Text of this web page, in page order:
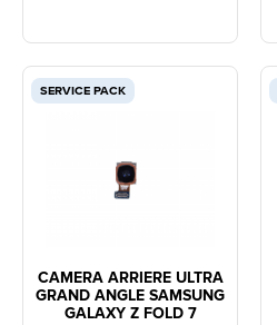
SERVICE PACK
CAMERA ARRIERE ULTRA
GRAND ANGLE SAMSUNG
GALAXY Z FOLD 7